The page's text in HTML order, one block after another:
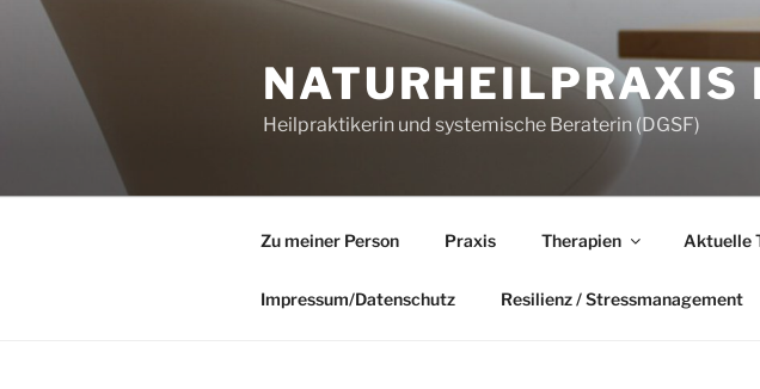
springen
Heilpraktikerin und systemische Beraterin (DGSF)
Zu meiner Person Praxis Therapien Aktuelle
Impressum/Datenschutz Resilienz / Stressmanagement